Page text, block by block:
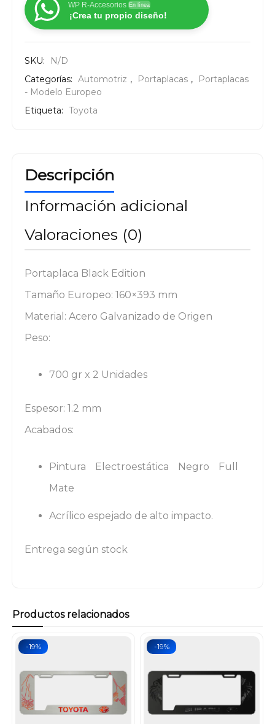
WP R-Accesorios En línea
¡Crea tu propio diseño!
SKU:
N/D
Categorías: Automotriz , Portaplacas ,
Portaplacas
- Modelo Europeo
Etiqueta: Toyota
Descripción
Información adicional
Valoraciones (0)
Portaplaca Black Edition
Tamaño Europeo: 160×393 mm
Material: Acero Galvanizado de Origen
Peso:
700 gr x 2 Unidades
Espesor: 1.2 mm
Acabados:
Pintura Electroestática Negro Full
Mate
Acrílico espejado de alto impacto.
Entrega según stock
Productos relacionados
-19% -19%